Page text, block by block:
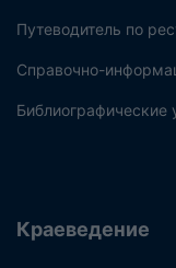
Путеводитель по
Справочно-
Библиографические
Краеведение